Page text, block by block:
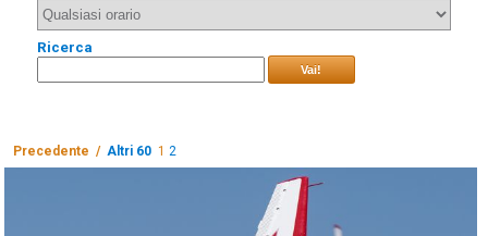
Ricerca
Vai!
Precedente / Altri 60 1 2